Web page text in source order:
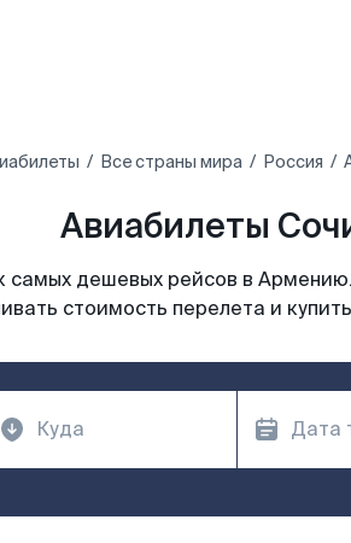
Все страны мира Россия
Авиабилеты
самых дешевых рейсов в
стоимость перелета и